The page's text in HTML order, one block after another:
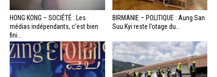
HONG KONG – SOCIÉTÉ : Les
médias indépendants, c’est bien
fini...
BIRMANIE – POLITIQUE : Aung San
Suu Kyi reste l’otage du...